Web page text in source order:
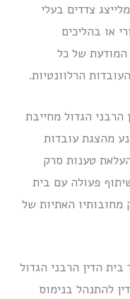
צדדים בעלי
או בהליכים
של כל
הרלוונטיות.
הרבני הגדול מחייבת
מהצגת עובדות
טענות סרק
פעולה עם בית
מחובותיו האתיות של
הדין הרבני הגדול
להתנהל בנימוס